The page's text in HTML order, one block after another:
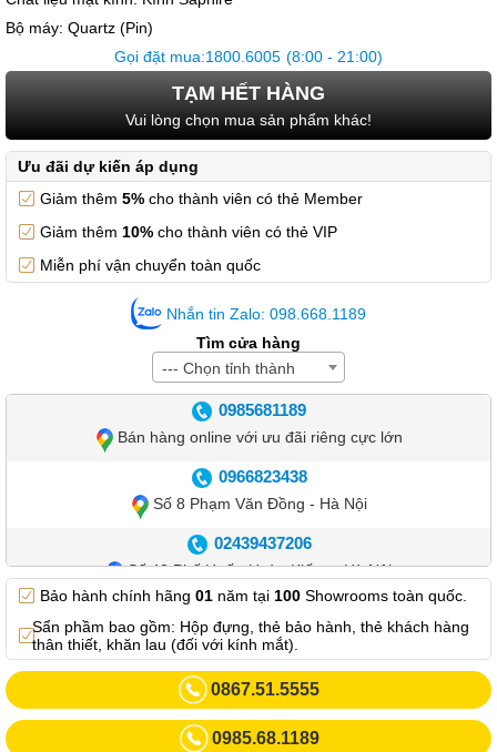
Bộ máy: Quartz (Pin)
Gọi đặt mua:1800.6005 (8:00 - 21:00)
TẠM HẾT HÀNG
Vui lòng chọn mua sản phẩm khác!
Ưu đãi dự kiến áp dụng
Giảm thêm 5% cho thành viên có thẻ Member
Giảm thêm 10% cho thành viên có thẻ VIP
Miễn phí vận chuyển toàn quốc
Nhắn tin Zalo: 098.668.1189
Tìm cửa hàng
--- Chọn tỉnh thành
0985681189
Bán hàng online với ưu đãi riêng cực lớn
0966823438
Số 8 Phạm Văn Đồng - Hà Nội
02439437206
Số 42 Phố Huế - Hoàn Kiếm – Hà Nội
0982.769.887
Showroom 3: Số 87 Trương Định - Hai Bà Trưng - Hà Nội.
0969102552
Số 55 Trần Đăng Ninh – Cầu Giấy – Hà Nội
0963264832
Bảo hành chính hãng 01 năm tại 100 Showrooms toàn quốc.
Sẩn phầm bao gồm: Hộp đựng, thẻ bảo hành, thẻ khách hàng
thân thiết, khăn lau (đối với kính mắt).
0867.51.5555
0985.68.1189